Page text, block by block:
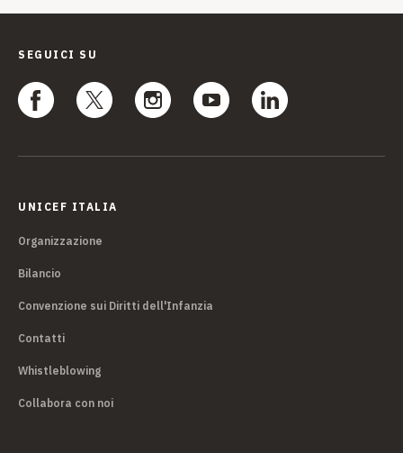
SEGUICI SU
UNICEF ITALIA
Organizzazione
Bilancio
Convenzione sui Diritti dell'Infanzia
Contatti
Whistleblowing
Collabora con noi